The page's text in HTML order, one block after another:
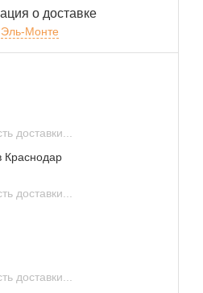
о доставке
Эль-Монте
доставки...
Краснодар
доставки...
доставки...